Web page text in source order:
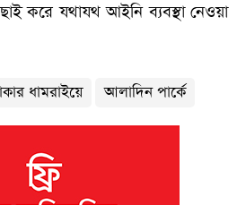
করে যথাযথ আইনি ব্যবস্থা নেওয়া
ধামরাইয়ে আলাদিন পার্কে